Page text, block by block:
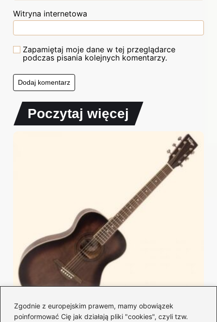
Zgodnie z europejskim prawem, mamy obowiązek
poinformować Cię jak działają pliki "cookies", czyli tzw.
Witryna internetowa
Zapamiętaj moje dane w tej przeglądarce
podczas pisania kolejnych komentarzy.
Poczytaj więcej